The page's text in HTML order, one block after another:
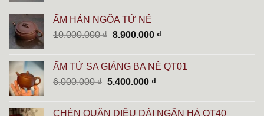
9.000.000 ₫.
7.800.000 ₫.
ẤM HÁN NGÕA TỬ NÊ
10.000.000₫ Giá
là:
10.000.000 ₫.
8.900.000 ₫Giá
là:
ẤM TỬ SA GIÁNG BA NÊ QT01
6.000.000₫ Giá
5.400.000 ₫Giá
CHÉN QUÂN DIÊU DẢI NGÂN HÀ QT40